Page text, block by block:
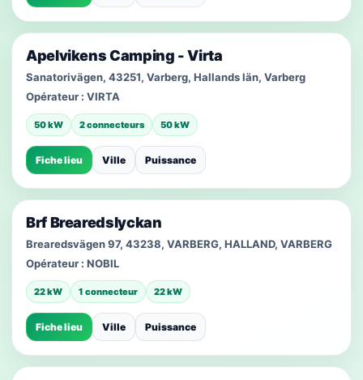
Apelvikens Camping - Virta
Sanatorivägen, 43251, Varberg, Hallands län, Varberg
Opérateur : VIRTA
50 kW 2 connecteurs 50 kW
Fiche lieu Ville Puissance
Brf Brearedslyckan
Brearedsvägen 97, 43238, VARBERG, HALLAND, VARBERG
Opérateur : NOBIL
22 kW 1 connecteur 22 kW
Fiche lieu Ville Puissance